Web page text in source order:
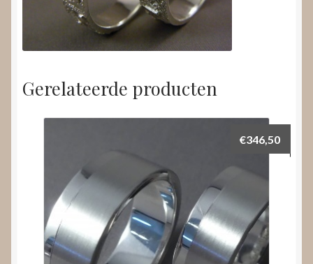
Gerelateerde producten
€346,50